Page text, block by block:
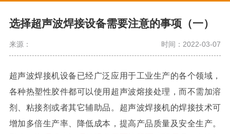
选择超声波焊接设备需要注意的事项（一）
来源： 时间：2022-03-07
超声波焊接机设备已经广泛应用于工业生产的各个领域，
各种热塑性胶件都可以使用超声波熔接处理，而不需加溶
剂、粘接剂或者其它辅助品。超声波焊接机的焊接技术可
增加多倍生产率、降低成本，提高产品质量及安全生产。